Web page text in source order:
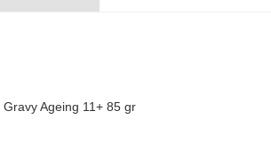
Ageing 11+ 85 gr